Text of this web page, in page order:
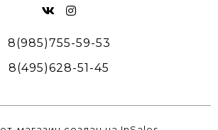
8(985)755-59-53
8(495)628-51-45